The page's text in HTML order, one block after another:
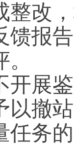
整改
馈报
开展
以撤
任务